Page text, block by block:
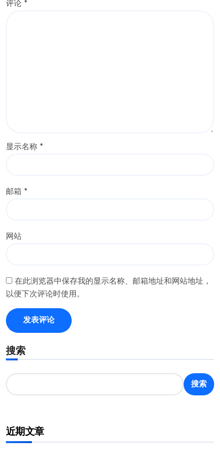
评论 *
显示名称 *
邮箱 *
网站
在此浏览器中保存我的显示名称、邮箱地址和网站地址，
以便下次评论时使用。
搜索
搜索
近期文章